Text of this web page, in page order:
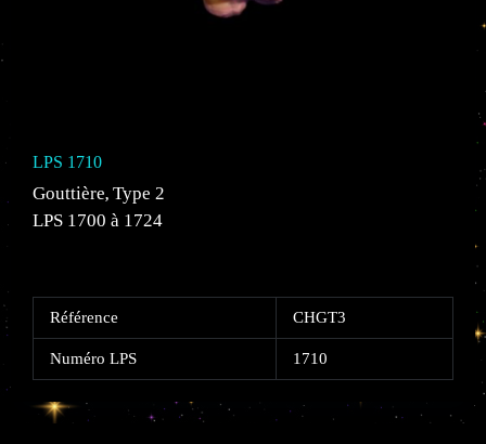
LPS 1710
Gouttière,Type 2
LPS 1700 à 1724
Référence CHGT3
Numéro LPS 1710